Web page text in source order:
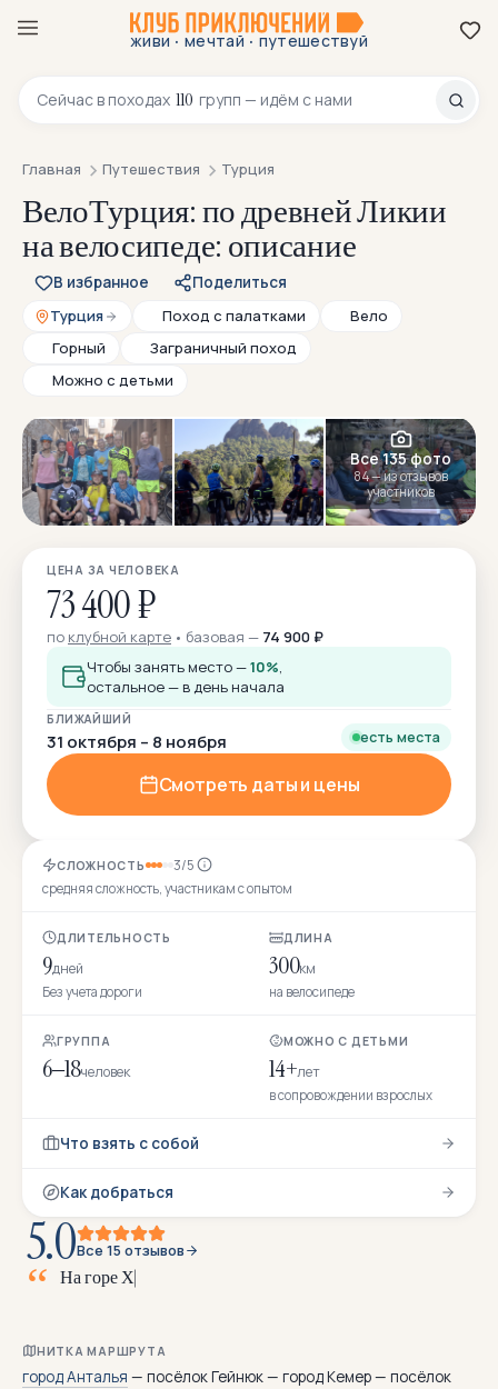
живи · мечтай · путешествуй
Сейчас в походах 110 групп — идём с нами
8 800 200-70-23
Главная Путешествия Турция
ВелоТурция: по древней Ликии
на велосипеде: описание
В избранное
Поделиться
Турция
Поход с палатками
Вело
Горный
Заграничный поход
Можно с детьми
Все 135 фото
84 — из отзывов
участников
СЛОЖНОСТЬ 3/5
средняя сложность, участникам с опытом
ДЛИТЕЛЬНОСТЬ
9дней
Без учета дороги
ДЛИНА
300км
на велосипеде
ГРУППА
6–18человек
МОЖНО С ДЕТЬМИ
14+лет
в сопровождении взрослых
Что взять с собой
Как добраться
5.0Все 15 отзывов
НагореХи
НИТКА МАРШРУТА
город Анталья — посёлок Гейнюк — город Кемер — посёлок
ЦЕНА ЗА ЧЕЛОВЕКА
73 400 ₽
по клубной карте базовая — 74 900 ₽
Чтобы занять место —10%,
остальное — в день начала
БЛИЖАЙШИЙ
31 октября – 8 ноября есть места
Смотреть даты и цены